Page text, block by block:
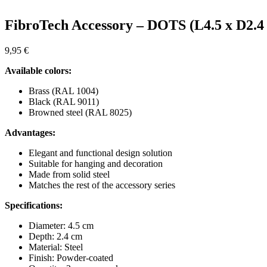
FibroTech Accessory – DOTS (L4.5 x
9,95 €
Available colors:
Brass (RAL 1004)
Black (RAL 9011)
Browned steel (RAL 8025)
Advantages:
Elegant and functional design solution
Suitable for hanging and decoration
Made from solid steel
Matches the rest of the accessory series
Specifications:
Diameter: 4.5 cm
Depth: 2.4 cm
Material: Steel
Finish: Powder-coated